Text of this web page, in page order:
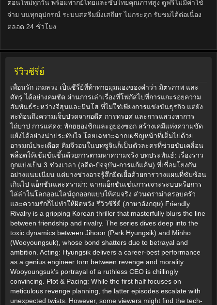
ตอนใหม่ทุกวัน พร้อมพากย์ไทยและซับไทยคุณภาพสูง ดูฟรีไม่มีค่าใช้
จ่าย บนทุกอุปกรณ์ ระบบสตรีมมิ่งเสถียร ไม่กระตุก รับชมได้ต่อเนื่อง
ตลอด 24 ชั่วโมง
รีวิวซีรี่ย์
เพื่อนรัก เกมลวง เป็นซีรี่ย์ที่ท้าทายมุมมองของคำว่า มิตรภาพ และ
ศัตรู ได้อย่างคมชัด ผ่านการเล่าเรื่องที่โฟกัสไปที่การแกะรอยความ
สัมพันธ์ระหว่างจีฮุนและมินโฮ ที่ไม่ใช่เพียงการแข่งขันธุรกิจ แต่ยัง
สะท้อนถึงความเจ็บปวดจากอดีต การทรยศ และการแสวงหาการ
ไถ่บาป การแสดง: พักฮยองชิกและอูยองซอก สร้างเคมีแห่งความขัด
แย้งได้อย่างน่าประทับใจ โดยเฉพาะฉากเผชิญหน้าที่เต็มไปด้วย
อารมณ์ประเดือด คิมจีวอนในบทซูจินก็เป็นตัวละครที่ช่วยขับเคลื่อน
พล็อตให้เข้มข้นขึ้นด้วยการตามหาความจริง บทประพันธ์: เรื่องราว
ถูกแบ่งเป็น 3 ช่วงเวลา (อดีต-ปัจจุบัน-การแก้แค้น) ที่เชื่อมโยงกัน
อย่างแนบเนียน แต่บางช่วงอาจรู้สึกยืดเยื้อด้วยการวางแผนที่ซับซ้อน
เกินไป แอ็กชันและดราม่า: ฉากแอ็กชันเช่นการเจาะระบบหรือการ
ไล่ล่าในโลกออนไลน์ถูกออกแบบให้สมจริง ส่วนดราม่าครอบครัว
และความรักก็ไม่ทำให้ผิดหวัง รีวิวซีรี่ย์ (ภาษาอังกฤษ) Friendly
Rivalry is a gripping Korean thriller that masterfully blurs the line
between friendship and rivalry. The series dives deep into the
toxic dynamics between Jihoon (Park Hyungsik) and Minho
(Wooyoungsuk), whose bond shatters due to betrayal and
ambition. Acting: Hyungsik delivers a career-best performance
as a genius engineer torn between revenge and morality.
Wooyoungsuk’s portrayal of a ruthless CEO is chillingly
convincing. Plot & Pacing: While the first half focuses on
meticulous revenge planning, the latter episodes escalate with
unexpected twists. However, some viewers might find the tech-